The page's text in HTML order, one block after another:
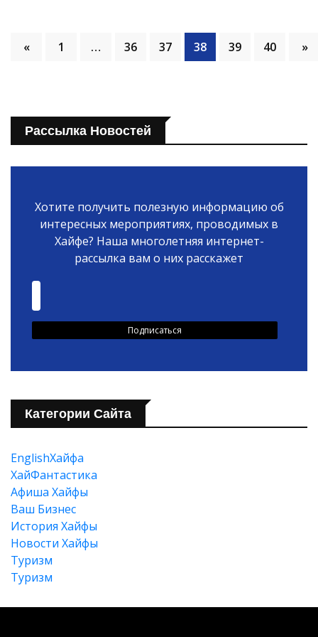
« 1 … 36 37 38 39 40 »
Рассылка Новостей
Хотите получить полезную информацию об
интересных мероприятиях, проводимых в
Хайфе? Наша многолетняя интернет-
рассылка вам о них расскажет
Категории Сайта
EnglishХайфа
XайФантастика
Афиша Хайфы
Ваш Бизнес
История Хайфы
Новости Хайфы
Туризм
Туризм